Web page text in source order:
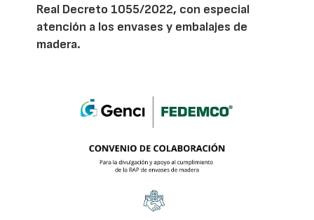
Real Decreto 1055/2022, con especial
atención a los envases y embalajes de
madera.